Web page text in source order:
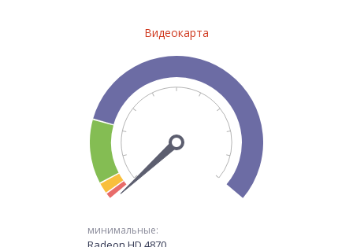
Видеокарта
минимальные: